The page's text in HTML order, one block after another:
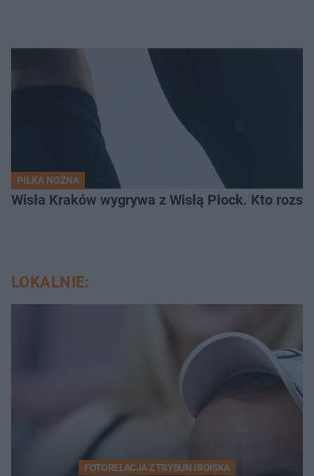
PIŁKA NOŻNA
Wisła Kraków wygrywa z Wisłą Płock. Kto
LOKALNIE:
FOTORELACJA Z TRYBUN I BOISKA